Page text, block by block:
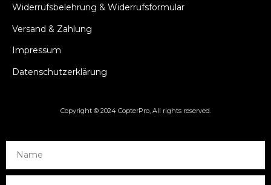
Widerrufsbelehrung & Widerrufsformular
Versand & Zahlung
Impressum
Datenschutzerklärung
Copyright © 2024 CopterPro, All rights reserved.